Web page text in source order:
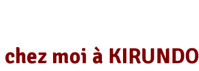
moi à KIRUNDO